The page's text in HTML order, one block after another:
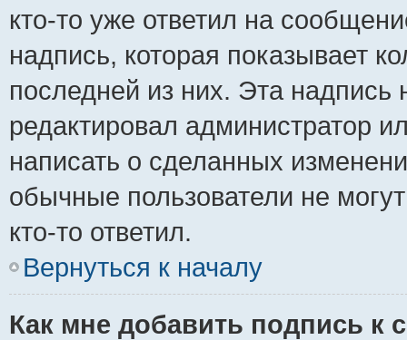
кто-то уже ответил на
надпись, которая показывает
последней из них. Эта
редактировал администратор
написать о сделанных
обычные пользователи не
кто-то ответил.
Вернуться к началу
Как мне добавить подпись к